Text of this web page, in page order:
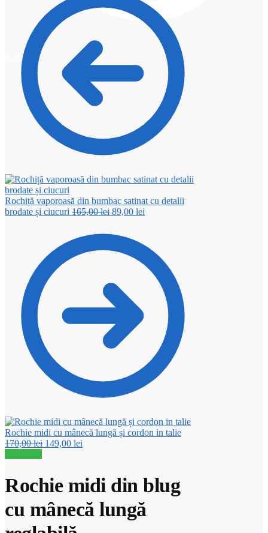
0,00 0
Rochiță vaporoasă din bumbac satinat cu detalii
brodate și ciucuri 165,00lei Prețul
a
165,00 lei.
89,00 lei
89,00 lei.
Rochie midi cu mânecă lungă și cordon in talie
170,00lei Prețul
170,00 lei.
149,00 lei
Rochie midi din blug
cu mânecă lungă